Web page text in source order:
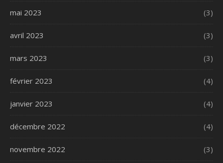
mai 2023 (3)
avril 2023 (3)
mars 2023 (3)
février 2023 (4)
janvier 2023 (4)
décembre 2022 (4)
novembre 2022 (3)